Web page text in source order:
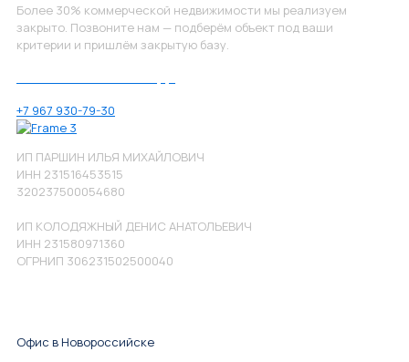
Более 30% коммерческой недвижимости мы реализуем
закрыто. Позвоните нам — подберём объект под ваши
критерии и пришлём закрытую базу.
+7 967 930-79-30
ИП ПАРШИН ИЛЬЯ МИХАЙЛОВИЧ
ИНН 231516453515
320237500054680
ИП КОЛОДЯЖНЫЙ ДЕНИС АНАТОЛЬЕВИЧ
ИНН 231580971360
ОГРНИП 306231502500040
Офис в Новороссийске